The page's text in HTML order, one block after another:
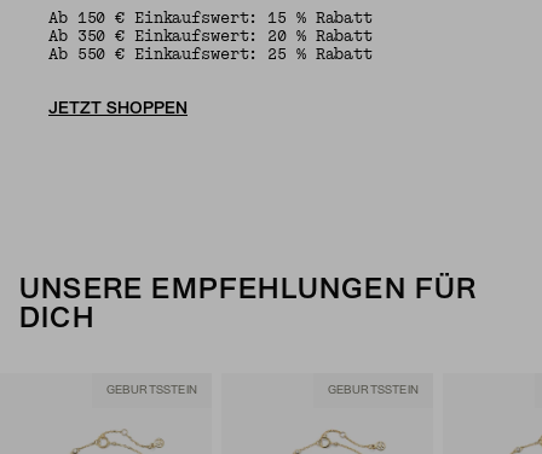
Ab 150 € Einkaufswert: 15 % Rabatt
Ab 350 € Einkaufswert: 20 % Rabatt
Ab 550 € Einkaufswert: 25 % Rabatt
JETZT SHOPPEN
UNSERE EMPFEHLUNGEN FÜR
DICH
GEBURTSSTEIN GEBURTSSTEIN